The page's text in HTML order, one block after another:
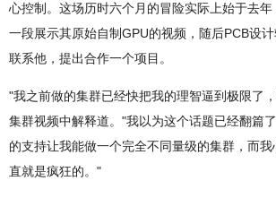
心控制。这场历时六个月的冒险实际上始于去
一段展示其原始自制GPU的视频，随后PCB设
联系他，提出合作一个项目。
"我之前做的集群已经快把我的理智逼到极限了
集群视频中解释道。"我以为这个话题已经翻篇
的支持让我能做一个完全不同量级的集群，而
直就是疯狂的。"